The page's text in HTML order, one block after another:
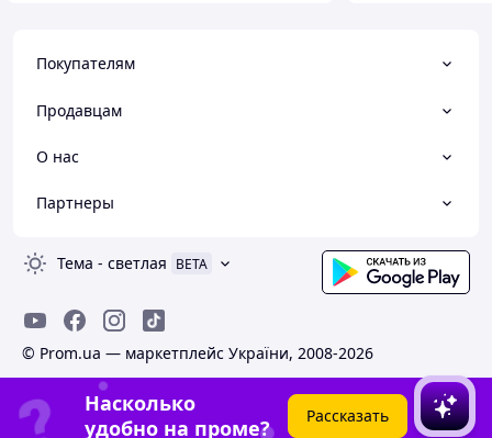
Покупателям
Продавцам
О нас
Партнеры
Тема - светлая BETA
© Prom.ua — маркетплейс України, 2008-2026
Насколько
удобно на проме?
Рассказать